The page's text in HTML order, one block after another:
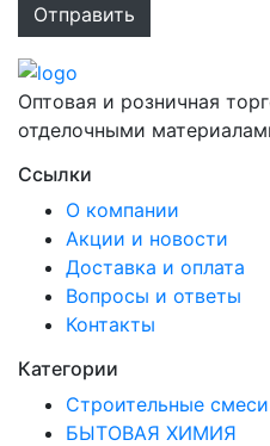
Оптовая и розничная
отделочными
Ссылки
О компании
Акции и новости
Доставка и оплата
Вопросы и ответы
Контакты
Категории
Строительные смеси
БЫТОВАЯ ХИМИЯ